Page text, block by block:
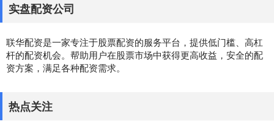
实盘配资公司
联华配资是一家专注于股票配资的服务平台，提供低门槛、高杠
杆的配资机会。帮助用户在股票市场中获得更高收益，安全的配
资方案，满足各种配资需求。
热点关注